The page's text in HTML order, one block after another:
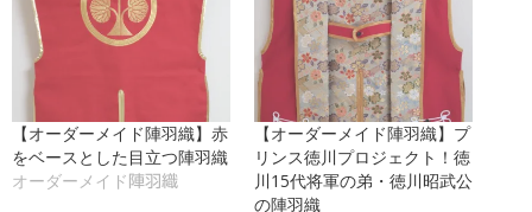
【オーダーメイド陣羽織】赤
をベースとした目立つ陣羽織
オーダーメイド陣羽織
【オーダーメイド陣羽織】プ
リンス徳川プロジェクト！徳
川15代将軍の弟・徳川昭武公
の陣羽織